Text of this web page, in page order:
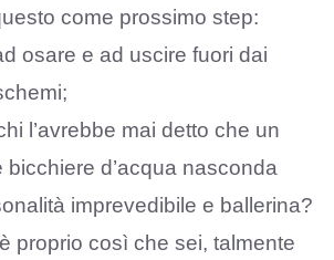
come prossimo step:
osare e ad uscire fuori dai
l’avrebbe mai detto che un
bicchiere d’acqua nasconda
imprevedibile e ballerina?
proprio così che sei, talmente